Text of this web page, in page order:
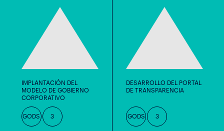
IMPLANTACIÓN DEL
MODELO DE GOBIERNO
CORPORATIVO
GODS 3
DESARROLLO DEL PORTAL
DE TRANSPARENCIA
GODS 3